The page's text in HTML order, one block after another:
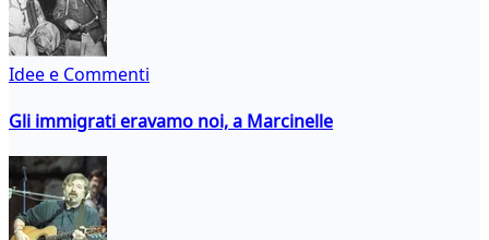
Idee e Commenti
Gli immigrati eravamo noi, a Marcinelle